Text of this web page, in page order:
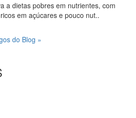
a dietas pobres em nutrientes, com
em açúcares e pouco nut..
do Blog »